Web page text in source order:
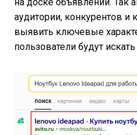
аудитории, конкурентов
выявить ключевые
пользователи будут